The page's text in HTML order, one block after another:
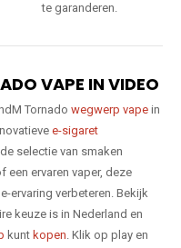
te garanderen.
VAPE IN VIDEO
Tornado wegwerp vape in
e-sigaret
selectie van smaken
een ervaren vaper, deze
ervaring verbeteren. Bekijk
keuze is in Nederland en
kunt kopen. Klik op play en